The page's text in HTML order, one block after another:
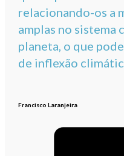
relacionando-os a
amplas no sistema
planeta, o que
de inflexão
Francisco Laranjeira